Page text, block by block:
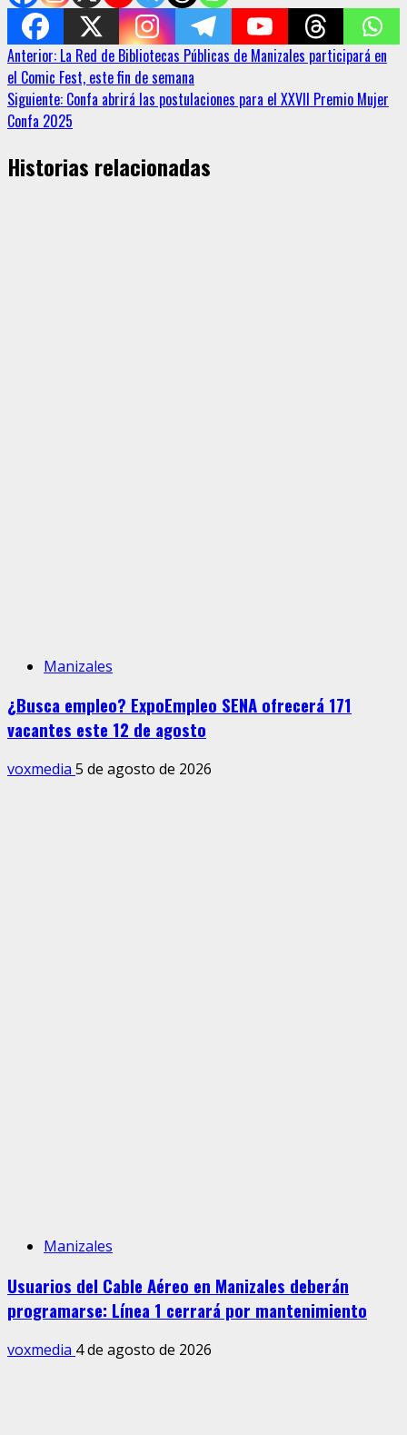
Sigue
leyendo
Anterior: La Red de Bibliotecas Públicas de Manizales participará en
el Comic Fest, este fin de semana
Siguiente: Confa abrirá las postulaciones para el XXVII Premio Mujer
Confa 2025
Historias relacionadas
Manizales
¿Busca empleo? ExpoEmpleo SENA ofrecerá 171
vacantes este 12 de agosto
voxmedia 5 de agosto de 2026
Manizales
Usuarios del Cable Aéreo en Manizales deberán
programarse: Línea 1 cerrará por mantenimiento
voxmedia 4 de agosto de 2026